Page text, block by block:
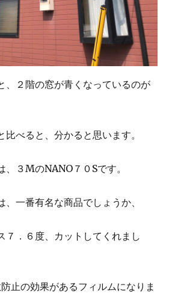
、２階の窓が青くなっているのが
比べると、分かると思います。
、３MのNANO７０Sです。
、一番有名な商品でしょうか、
７．６度、カットしてくれまし
止の効果があるフィルムになりま